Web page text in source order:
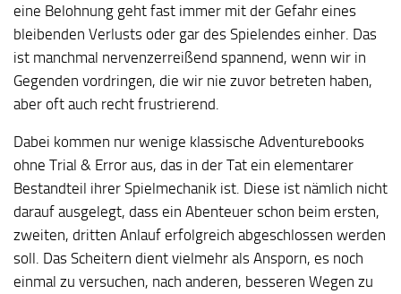
eine Belohnung geht fast immer mit der Gefahr eines
bleibenden Verlusts oder gar des Spielendes einher. Das
ist manchmal nervenzerreißend spannend, wenn wir in
Gegenden vordringen, die wir nie zuvor betreten haben,
aber oft auch recht frustrierend.
Dabei kommen nur wenige klassische Adventurebooks
ohne Trial & Error aus, das in der Tat ein elementarer
Bestandteil ihrer Spielmechanik ist. Diese ist nämlich nicht
darauf ausgelegt, dass ein Abenteuer schon beim ersten,
zweiten, dritten Anlauf erfolgreich abgeschlossen werden
soll. Das Scheitern dient vielmehr als Ansporn, es noch
einmal zu versuchen, nach anderen, besseren Wegen zu